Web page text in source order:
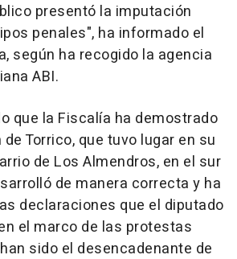
presentó la imputación
penales", ha informado el
según ha recogido la agencia
ABI.
que la Fiscalía ha demostrado
Torrico, que tuvo lugar en su
de Los Almendros, en el sur
de manera correcta y ha
declaraciones que el diputado
el marco de las protestas
sido el desencadenante de